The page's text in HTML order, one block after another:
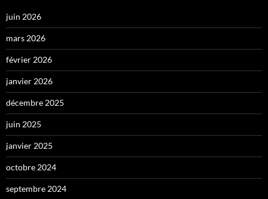
juin 2026
mars 2026
février 2026
janvier 2026
décembre 2025
juin 2025
janvier 2025
octobre 2024
septembre 2024